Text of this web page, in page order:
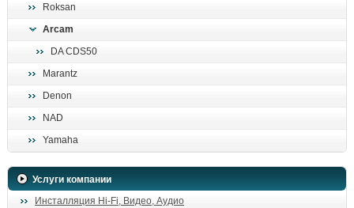
Roksan
Arcam
DA CDS50
Marantz
Denon
NAD
Yamaha
Услуги компании
Инсталляция Hi-Fi, Видео, Аудио